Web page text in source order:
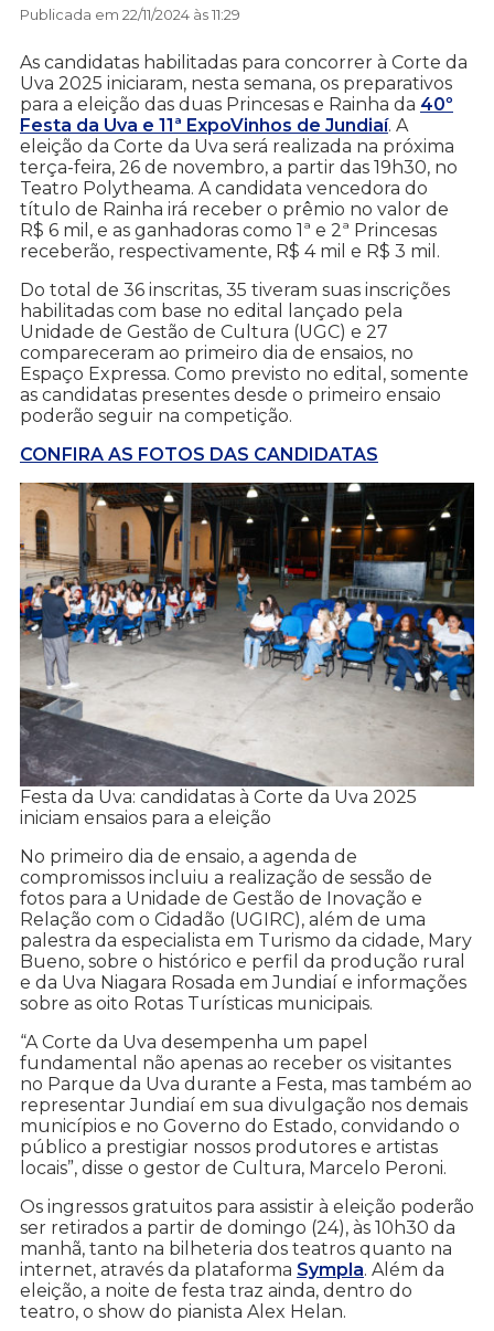
Publicada em 22/11/2024 às 11:29
As candidatas habilitadas para concorrer à Corte da
Uva 2025 iniciaram, nesta semana, os preparativos
para a eleição das duas Princesas e Rainha da 40º
Festa da Uva e 11ª ExpoVinhos de Jundiaí. A
eleição da Corte da Uva será realizada na próxima
terça-feira, 26 de novembro, a partir das 19h30, no
Teatro Polytheama. A candidata vencedora do
título de Rainha irá receber o prêmio no valor de
R$ 6 mil, e as ganhadoras como 1ª e 2ª Princesas
receberão, respectivamente, R$ 4 mil e R$ 3 mil.
Do total de 36 inscritas, 35 tiveram suas inscrições
habilitadas com base no edital lançado pela
Unidade de Gestão de Cultura (UGC) e 27
compareceram ao primeiro dia de ensaios, no
Espaço Expressa. Como previsto no edital, somente
as candidatas presentes desde o primeiro ensaio
poderão seguir na competição.
CONFIRA AS FOTOS DAS CANDIDATAS
Festa da Uva: candidatas à Corte da Uva 2025
iniciam ensaios para a eleição
No primeiro dia de ensaio, a agenda de
compromissos incluiu a realização de sessão de
fotos para a Unidade de Gestão de Inovação e
Relação com o Cidadão (UGIRC), além de uma
palestra da especialista em Turismo da cidade, Mary
Bueno, sobre o histórico e perfil da produção rural
e da Uva Niagara Rosada em Jundiaí e informações
sobre as oito Rotas Turísticas municipais.
“A Corte da Uva desempenha um papel
fundamental não apenas ao receber os visitantes
no Parque da Uva durante a Festa, mas também ao
representar Jundiaí em sua divulgação nos demais
municípios e no Governo do Estado, convidando o
público a prestigiar nossos produtores e artistas
locais”, disse o gestor de Cultura, Marcelo Peroni.
Os ingressos gratuitos para assistir à eleição poderão
ser retirados a partir de domingo (24), às 10h30 da
manhã, tanto na bilheteria dos teatros quanto na
internet, através da plataforma Sympla. Além da
eleição, a noite de festa traz ainda, dentro do
teatro, o show do pianista Alex Helan.